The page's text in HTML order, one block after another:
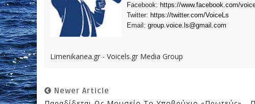
Facebook: https://www.facebook.com/
Twitter: https://twitter.com/VoiceLs
Email: group.voice.ls@gmail.com
Limenikanea.gr - Voicels.gr Media Group
Newer Article